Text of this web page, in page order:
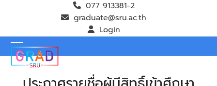
077 913381-2
graduate@sru.ac.th
Login
Open
mobile
Close
mobile